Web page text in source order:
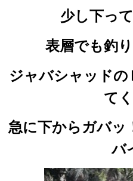
少し下っ
表層でも釣
ジャバシャッドの
て
急に下からガバッ
バ